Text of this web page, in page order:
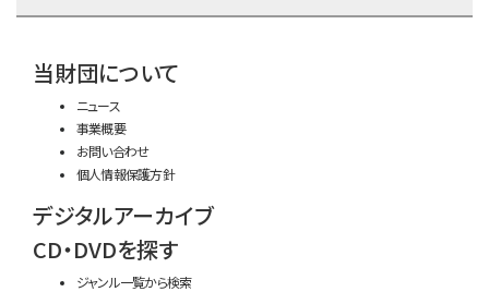
当財団について
ニュース
事業概要
お問い合わせ
個人情報保護方針
デジタルアーカイブ
CD・DVDを探す
ジャンル一覧から検索